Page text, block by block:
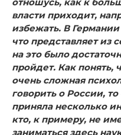
власти приходит,
избежать. В
что представляет из
на это было
пройдет. Как понять,
очень сложная
говорить о России,
приняла несколько
кто, к примеру, не
заниматься здесь